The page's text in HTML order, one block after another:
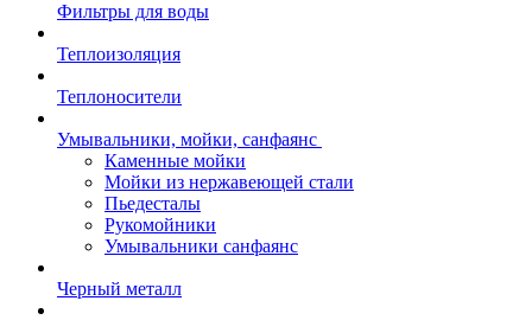
Фильтры для воды
Теплоизоляция
Теплоносители
Умывальники, мойки, санфаянс
Каменные мойки
Мойки из нержавеющей стали
Пьедесталы
Рукомойники
Умывальники санфаянс
Черный металл